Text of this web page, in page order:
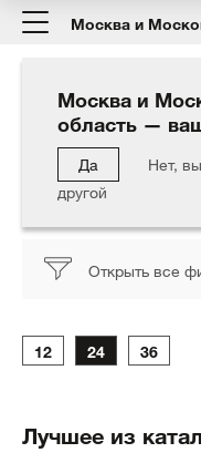
Москва и
Москва и
область —
Да
Нет,
другой
Главная Каталог
Подложка для кругов
147мм/М14
Открыть все
12 24 36
Лучшее из